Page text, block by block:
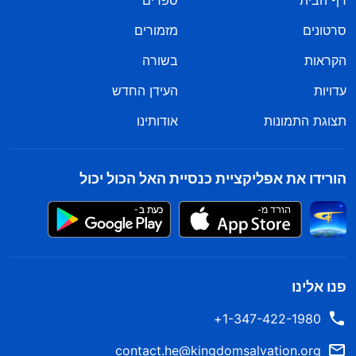
סרטונים
מזמורים
הקראות
בשורה
עדויות
העידן החדש
תצוגת התמונות
אודותינו
הורידו את אפליקציית כנסיית האל הכול יכול
פנו אלינו
1-347-422-1980+
contact.he@kingdomsalvation.org